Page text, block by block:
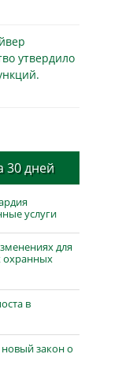
утвердило
30 дней
услуги
для
охранных
в
новый закон о